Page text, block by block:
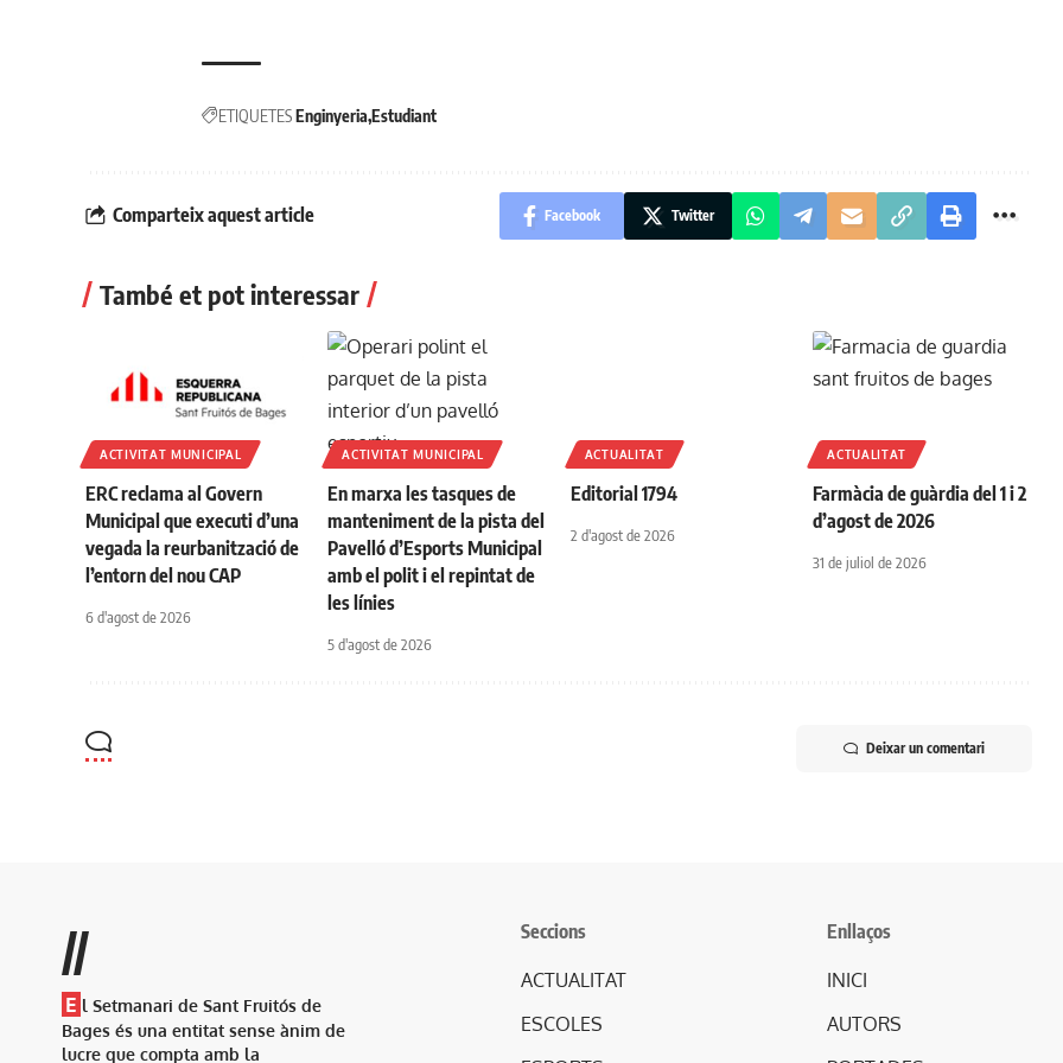
ETIQUETESEnginyeria Estudiant
Comparteix aquest article Facebook Twitter
També et pot interessar
ACTIVITAT MUNICIPAL
ERC reclama al Govern
Municipal que executi d’una
vegada la reurbanització de
l’entorn del nou CAP
6 d'agost de 2026
ACTIVITAT MUNICIPAL
En marxa les tasques de
manteniment de la pista del
Pavelló d’Esports Municipal
amb el polit i el repintat de
les línies
5 d'agost de 2026
ACTUALITAT
Editorial 1794
2 d'agost de 2026
ACTUALITAT
Farmàcia de guàrdia del 1 i 2
d’agost de 2026
31 de juliol de 2026
Deixar un comentari
//
E l Setmanari de Sant Fruitós de
Bages és una entitat sense ànim de
lucre que compta amb la
Seccions
ACTUALITAT
ESCOLES
Enllaços
INICI
AUTORS